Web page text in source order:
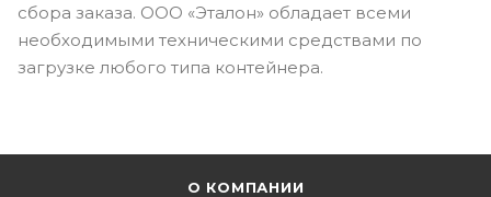
сбора заказа. ООО «Эталон» обладает всеми
необходимыми техническими средствами по
загрузке любого типа контейнера.
О КОМПАНИИ